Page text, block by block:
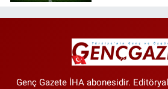
Genç Gazete İHA abonesidir.